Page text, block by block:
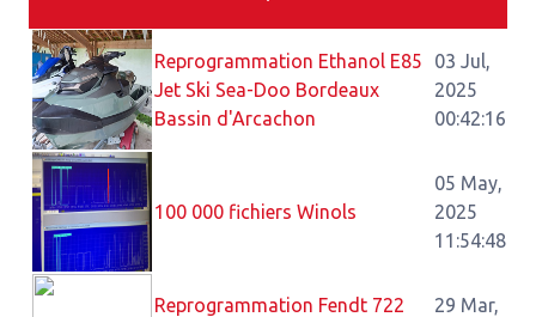
Reprogrammation Ethanol E85
Jet Ski Sea-Doo Bordeaux
Bassin d'Arcachon
03 Jul,
2025
00:42:16
100 000 fichiers Winols
05 May,
2025
11:54:48
Reprogrammation Fendt 722
29 Mar,